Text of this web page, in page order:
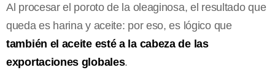
Al procesar el poroto de la oleaginosa, el resultado que
queda es harina y aceite: por eso, es lógico que
también el aceite esté a la cabeza de las
exportaciones globales.